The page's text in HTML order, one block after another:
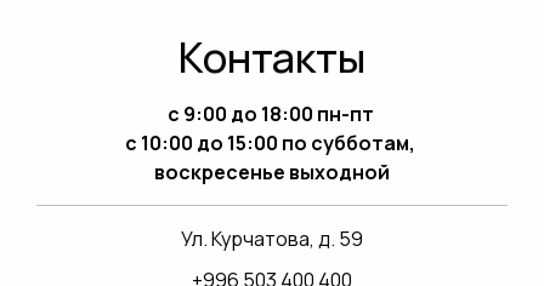
Контакты
с 9:00 до 18:00 пн-пт
с 10:00 до 15:00 по субботам,
воскресенье выходной
Ул. Курчатова, д. 59
+996 503 400 400